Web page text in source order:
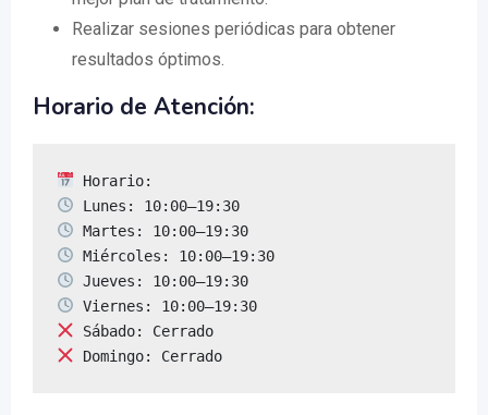
Realizar sesiones periódicas para obtener
resultados óptimos.
Horario de Atención:
Domingo: Cerrado